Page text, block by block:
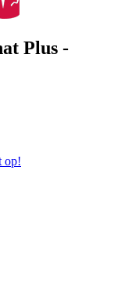
Plus -
op!